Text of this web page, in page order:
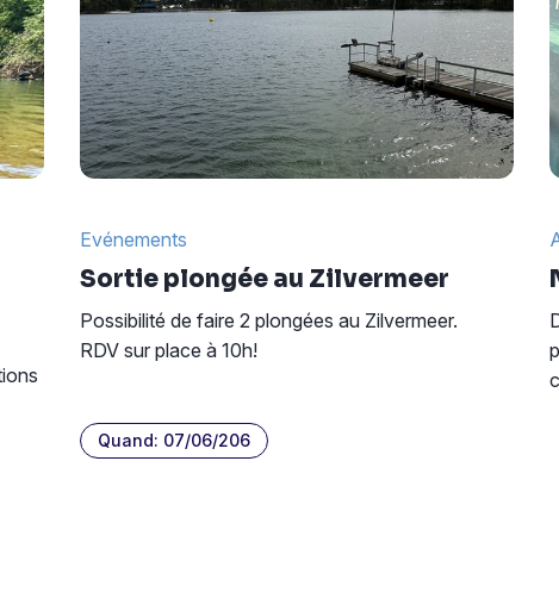
Evénements
Sortie plongée au Zilvermeer
Possibilité de faire 2 plongées au Zilvermeer.
RDV sur place à 10h!
Quand: 07/06/206